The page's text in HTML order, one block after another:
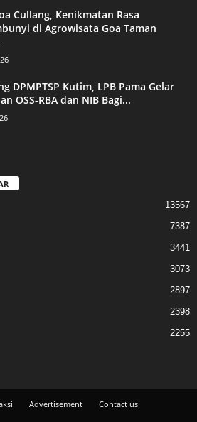
Cullang, Kenikmatan Rasa
di Agrowisata Goa Taman
DPMPTSP Kutim, LPB Pama Gelar
OSS-RBA dan NIB Bagi...
13567
7387
3441
3073
2897
2398
2255
Advertisement
Contact us